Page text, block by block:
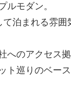
ルモダン。
て泊まれる雰囲
へのアクセス
ト巡りのベー